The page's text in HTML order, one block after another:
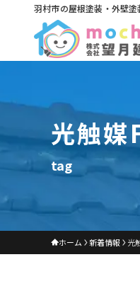
羽村市の屋根塗装・外壁
光触媒
tag
ホーム 新着情報 光